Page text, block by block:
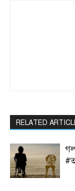
RELATED